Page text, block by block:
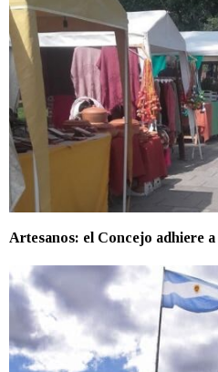
Artesanos: el Concejo adhiere